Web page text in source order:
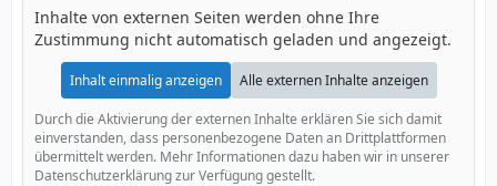
Inhalte von externen Seiten werden ohne Ihre
Zustimmung nicht automatisch geladen und angezeigt.
Inhalt einmalig anzeigen Alle externen Inhalte anzeigen
Durch die Aktivierung der externen Inhalte erklären Sie sich damit
einverstanden, dass personenbezogene Daten an Drittplattformen
übermittelt werden. Mehr Informationen dazu haben wir in unserer
Datenschutzerklärung zur Verfügung gestellt.